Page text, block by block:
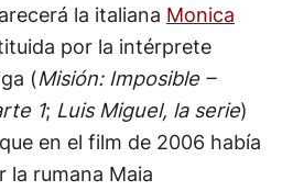
la italiana Monica
por la intérprete
(Misión: Imposible –
1; Luis Miguel, la serie)
en el film de 2006 había
la rumana Maia